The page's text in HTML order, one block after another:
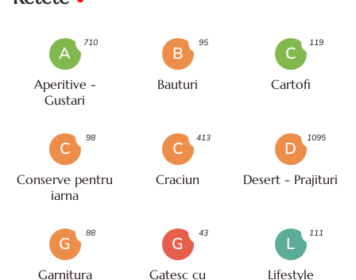
A
Aperitive -
Gustari
710
B
Bauturi
95
C
Cartofi
119
C
Conserve pentru
iarna
98
C
Craciun
413
D
Desert - Prajituri
1095
G
Garnitura
88
G
Gatesc cu
43
L
Lifestyle
111